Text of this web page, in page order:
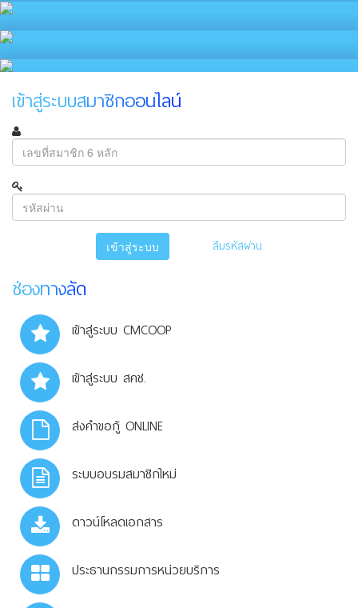
เข้าสู่ระบบสมาชิกออนไลน์
เข้าสู่ระบบ ลืมรหัสผ่าน
ช่องทางลัด
เข้าสู่ระบบ CMCOOP
เข้าสู่ระบบ สคช.
ส่งคำขอกู้ ONLINE
ระบบอบรมสมาชิกใหม่
ดาวน์โหลดเอกสาร
ประธานกรรมการหน่วยบริการ